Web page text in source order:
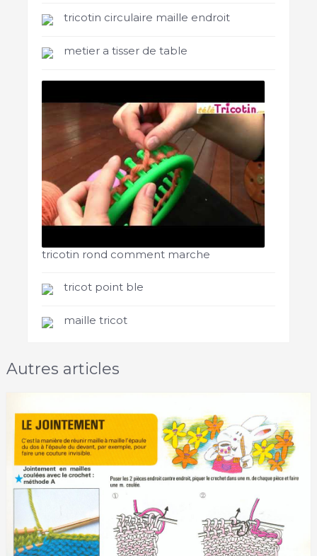
tricotin circulaire maille endroit
metier a tisser de table
tricotin rond comment marche
tricot point ble
maille tricot
Autres articles